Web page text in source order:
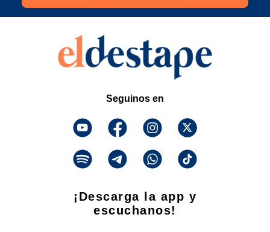
Seguinos en
¡Descarga la app y
escuchanos!